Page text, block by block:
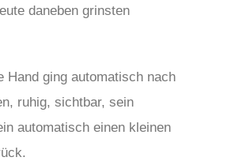
daneben grinsten
Hand ging automatisch nach
ruhig, sichtbar, sein
automatisch einen kleinen